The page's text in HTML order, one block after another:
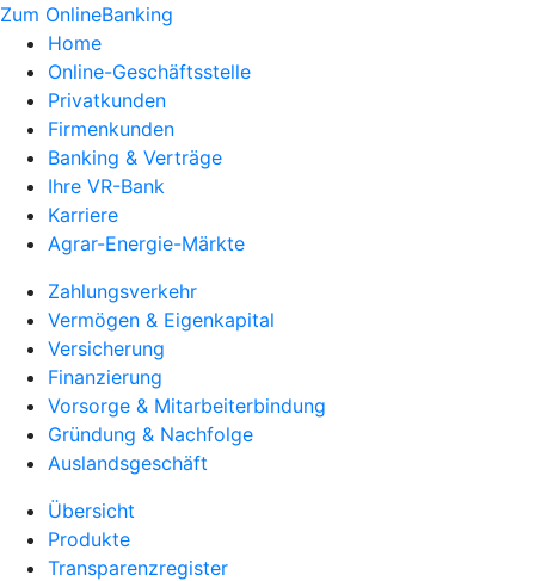
Zum OnlineBanking
Home
Online-Geschäftsstelle
Privatkunden
Firmenkunden
Banking & Verträge
Ihre VR-Bank
Karriere
Agrar-Energie-Märkte
Zahlungsverkehr
Vermögen & Eigenkapital
Versicherung
Finanzierung
Vorsorge & Mitarbeiterbindung
Gründung & Nachfolge
Auslandsgeschäft
Übersicht
Produkte
Transparenzregister